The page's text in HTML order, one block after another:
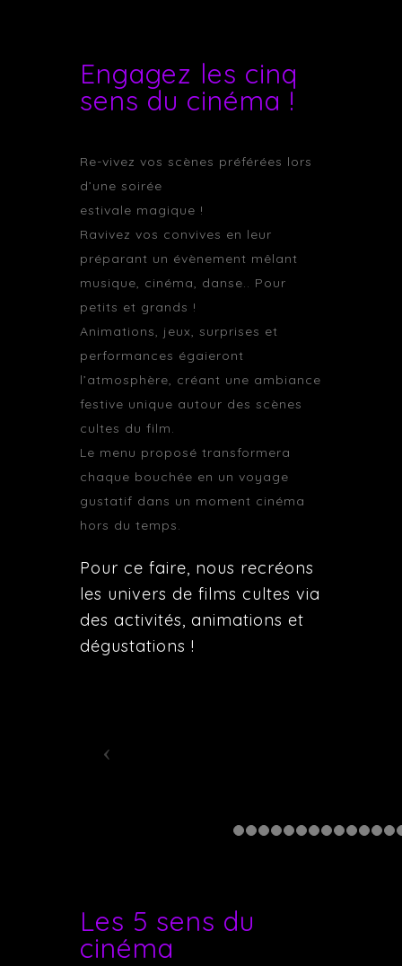
Engagez les cinq
sens du cinéma !
Re-vivez vos scènes préférées lors
d’une soirée
estivale magique !
Ravivez vos convives en leur
préparant un évènement mêlant
musique, cinéma, danse.. Pour
petits et grands !
Animations, jeux, surprises et
performances égaieront
l’atmosphère, créant une ambiance
festive unique autour des scènes
cultes du film.
Le menu proposé transformera
chaque bouchée en un voyage
gustatif dans un moment cinéma
hors du temps.
Pour ce faire, nous recréons
les univers de films cultes via
des activités, animations et
dégustations !
Les 5 sens du
cinéma